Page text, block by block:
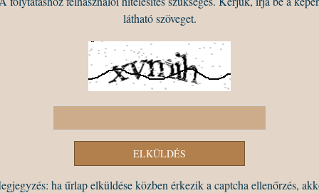
látható szöveget.
ha űrlap elküldése közben érkezik a captcha ellenőrzés,